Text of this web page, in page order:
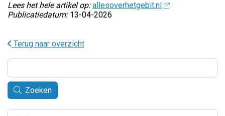
Lees het hele artikel op: allesoverhetgebit.nl
Publicatiedatum: 13-04-2026
Terug naar overzicht
Zoeken